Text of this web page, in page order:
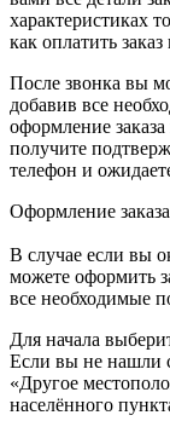
характеристиках
как оплатить
После звонка вы
добавив все
оформление
получите
телефон и
Оформление
В случае если вы
можете оформить
все необходимые
Для начала
Если вы не нашли
«Другое
населённого